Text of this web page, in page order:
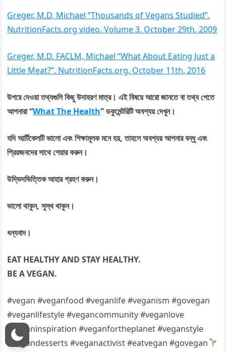
Greger, M.D, Michael “Thousands of Vegans Studied”.
NutritionFacts.org video. Volume 3. October 29th, 2009
Greger, M.D. FACLM, Michael “What About Eating Just a
Little Meat?”. NutritionFacts.org. October 11th, 2016
উপরে দেওয়া তথ্যগুলি কিছু উদাহরণ মাত্র। এই বিষয়ে আরো জানতে বা তথ্য পেতে
আপনারা “What The Health” ডকুমেন্টরিটি অবশ্যয় দেখুন।
যদিআর্টিকেলটিভালোএবংশিক্ষামূলকমনেহয়,তাহলেঅবশ্যয়আপনারবন্ধুএবং
প্রিয়জনদেরসাথেশেয়ারকরুন।
উদ্ভিদভিত্তিকআহারগ্রহণকরুন।
ভালোথাকুন, সুস্থথাকুন।
ধন্যবাদ।
EAT HEALTHY AND STAY HEALTHY.
BE A VEGAN.
#vegan #veganfood #veganlife #veganism #govegan
#veganlifestyle #vegancommunity #veganlove
#veganinspiration #veganfortheplanet #veganstyle
#vegandesserts #veganactivist #eatvegan #govegan